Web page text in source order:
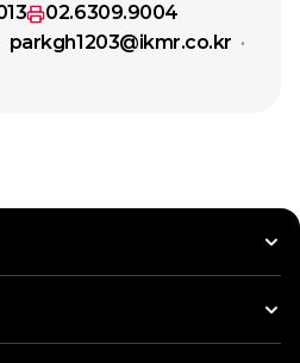
02.6309.9004
parkgh1203@ikmr.co.kr